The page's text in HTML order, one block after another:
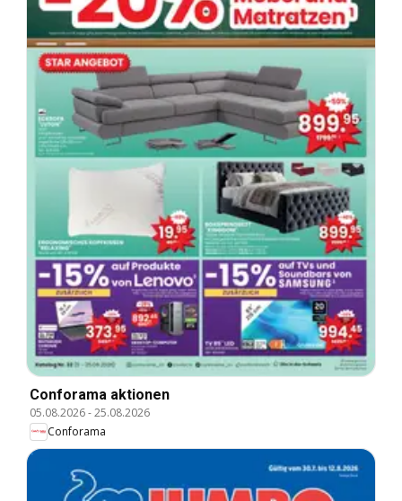
Conforama aktionen
05.08.2026-25.08.2026
Conforama